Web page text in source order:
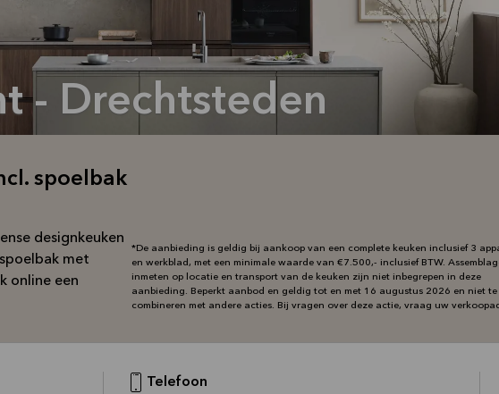
- Drechtsteden
spoelbak
designkeuken
met
online een
*De aanbieding is geldig bij aankoop van een complete keuken inclusief 3
en werkblad, met een minimale waarde van €7.500,- inclusief BTW.
inmeten op locatie en transport van de keuken zijn niet inbegrepen in deze
aanbieding. Beperkt aanbod en geldig tot en met 16 augustus 2026 en niet te
combineren met andere acties. Bij vragen over deze actie, vraag uw
Telefoon